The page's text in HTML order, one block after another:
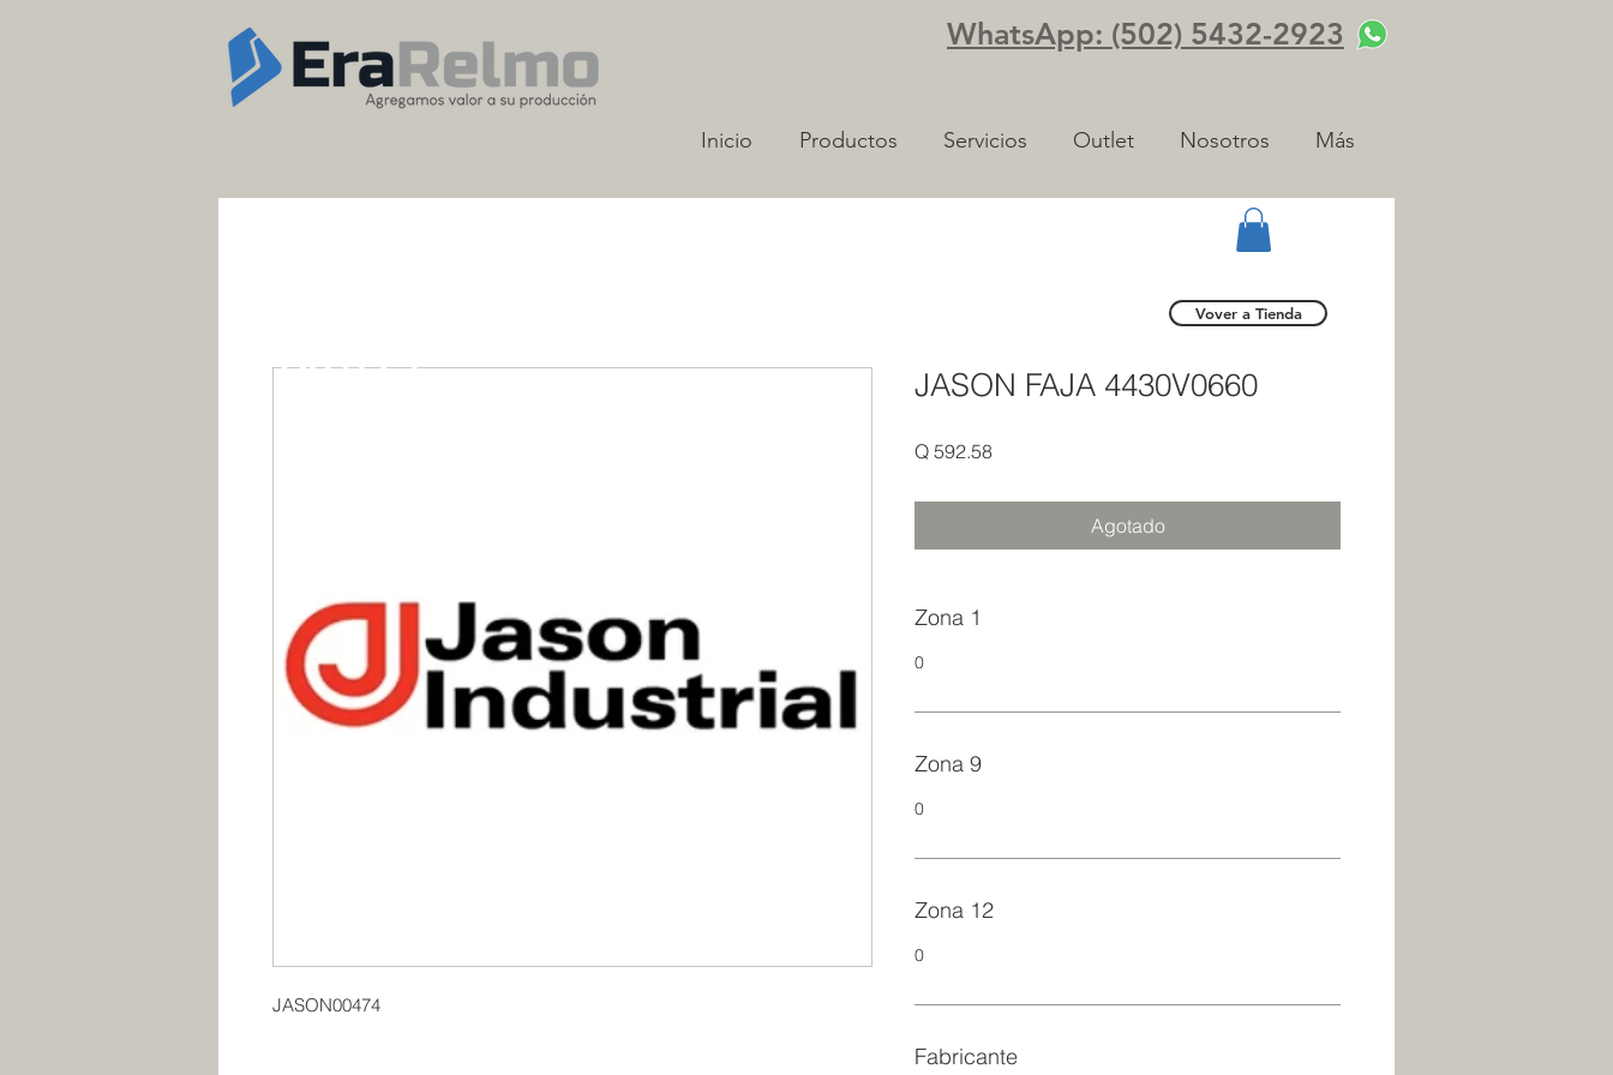
WhatsApp: (502) 5432-2923
Inicio Productos Servicios Outlet Nosotros Más
JASON00474
JASON FAJA 4430V0660
Q 592.58Precio
Agotado
Zona 1
0
Zona 9
0
Zona 12
0
Fabricante
Vover a Tienda
OUTLET